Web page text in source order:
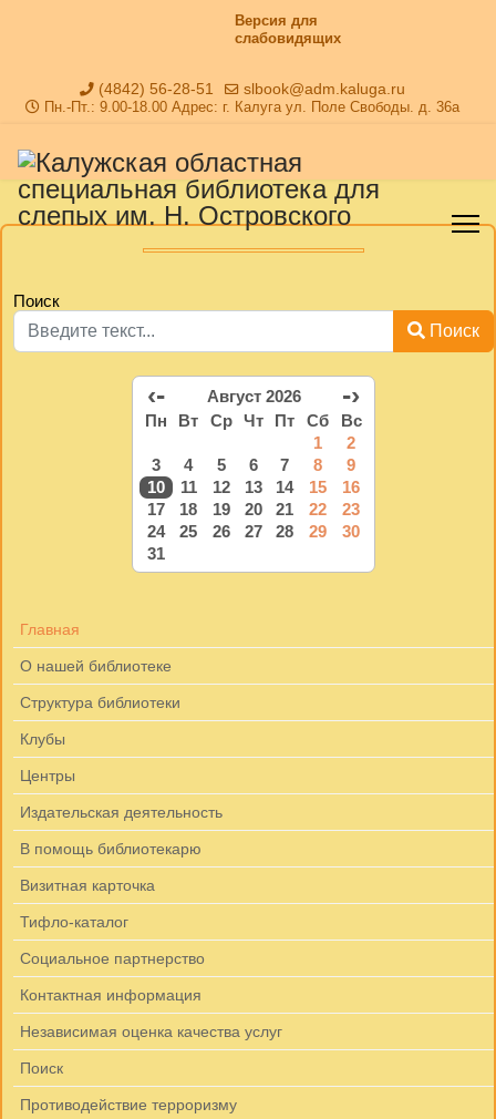
Версия для
слабовидящих
(4842) 56-28-51 slbook@adm.kaluga.ru
Пн.-Пт.: 9.00-18.00 Адрес: г. Калуга ул. Поле Свободы. д. 36а
Поиск
Поиск
‹- Август 2026 -›
Пн Вт Ср Чт Пт Сб
Вс
1
2
3
4 5 6 7 8
9
10
11 12 13 14 15
16
17
18 19 20 21 22
23
24
25 26 27 28 29
30
31
Главная
О нашей библиотеке
Структура библиотеки
Клубы
Центры
Издательская деятельность
В помощь библиотекарю
Визитная карточка
Тифло-каталог
Социальное партнерство
Контактная информация
Независимая оценка качества услуг
Поиск
Противодействие терроризму